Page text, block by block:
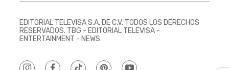
EDITORIAL TELEVISA S.A. DE C.V. TODOS LOS DERECHOS
RESERVADOS. TBG - EDITORIAL TELEVISA -
ENTERTAINMENT - NEWS